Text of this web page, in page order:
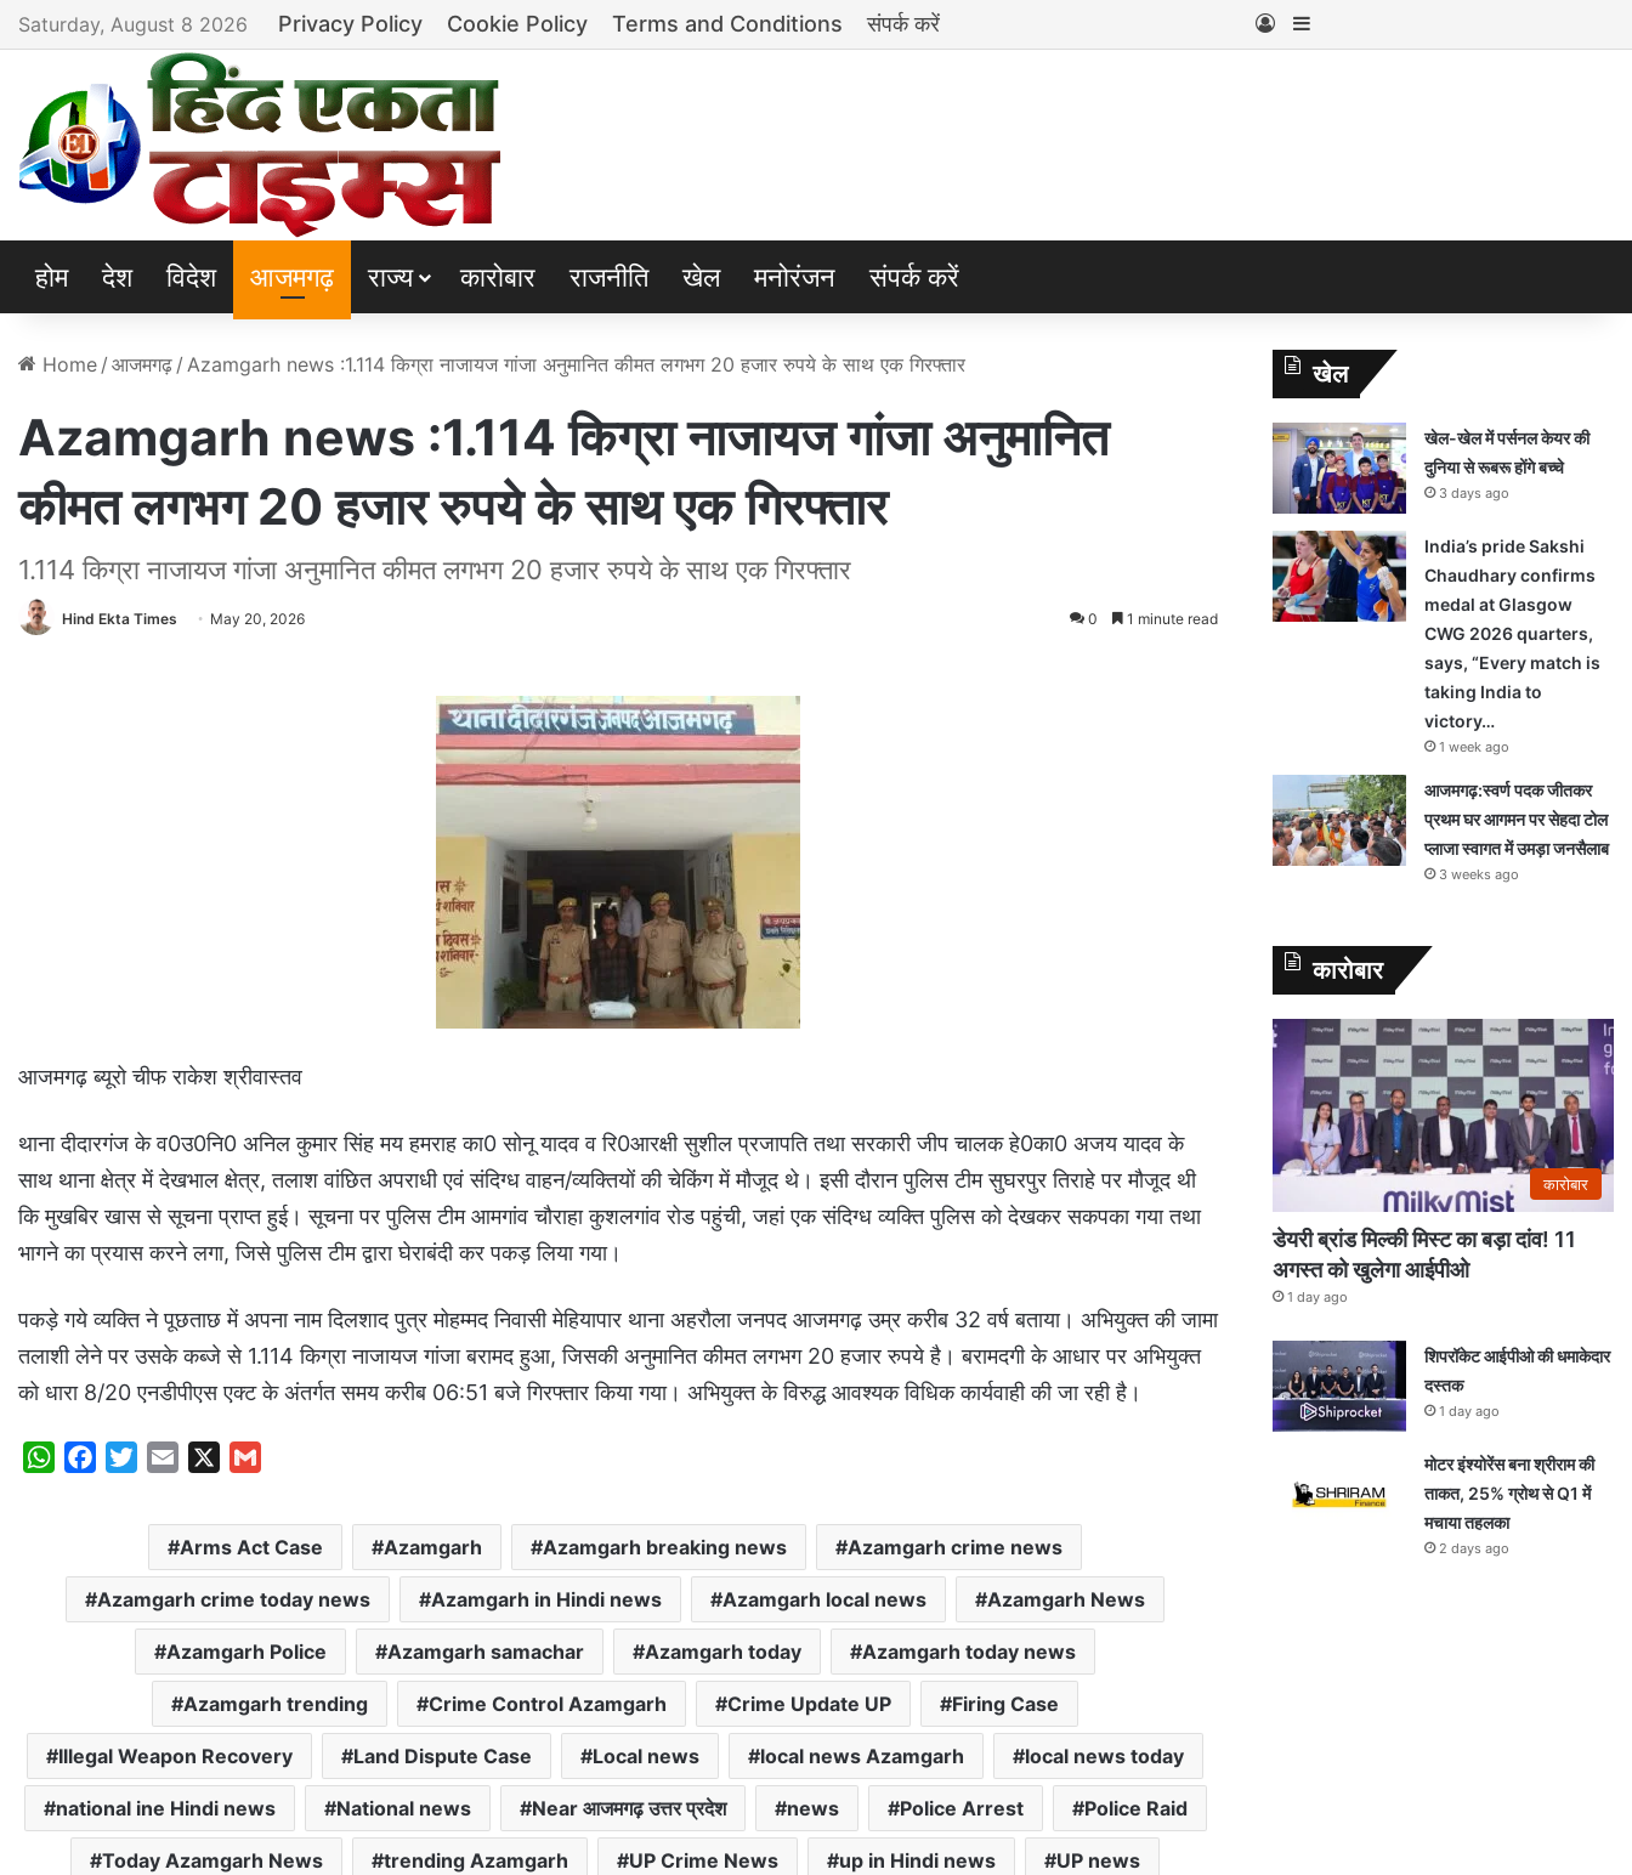
Saturday, August 8 2026 Privacy Policy Cookie Policy Terms and Conditions संपर्क करें Log InSidebar
होम देश विदेश आजमगढ़ राज्य कारोबार राजनीति खेल मनोरंजन संपर्क करें
Home / आजमगढ़ / Azamgarh news :1.114 किग्रा नाजायज गांजा अनुमानित कीमत लगभग 20 हजार रुपये के साथ एक गिरफ्तार
Azamgarh news :1.114 किग्रा नाजायज गांजा अनुमानित
कीमत लगभग 20 हजार रुपये के साथ एक गिरफ्तार
1.114 किग्रा नाजायज गांजा अनुमानित कीमत लगभग 20 हजार रुपये के साथ एक गिरफ्तार
Hind Ekta Times May 20, 2026 0 1 minute read
आजमगढ़ ब्यूरो चीफ राकेश श्रीवास्तव
थाना दीदारगंज के व0उ0नि0 अनिल कुमार सिंह मय हमराह का0 सोनू यादव व रि0आरक्षी सुशील प्रजापति तथा सरकारी जीप चालक हे0का0 अजय यादव के
साथ थाना क्षेत्र में देखभाल क्षेत्र, तलाश वांछित अपराधी एवं संदिग्ध वाहन/व्यक्तियों की चेकिंग में मौजूद थे। इसी दौरान पुलिस टीम सुघरपुर तिराहे पर मौजूद थी
कि मुखबिर खास से सूचना प्राप्त हुई। सूचना पर पुलिस टीम आमगांव चौराहा कुशलगांव रोड पहुंची, जहां एक संदिग्ध व्यक्ति पुलिस को देखकर सकपका गया तथा
भागने का प्रयास करने लगा, जिसे पुलिस टीम द्वारा घेराबंदी कर पकड़ लिया गया।
पकड़े गये व्यक्ति ने पूछताछ में अपना नाम दिलशाद पुत्र मोहम्मद निवासी मेहियापार थाना अहरौला जनपद आजमगढ़ उम्र करीब 32 वर्ष बताया। अभियुक्त की जामा
तलाशी लेने पर उसके कब्जे से 1.114 किग्रा नाजायज गांजा बरामद हुआ, जिसकी अनुमानित कीमत लगभग 20 हजार रुपये है। बरामदगी के आधार पर अभियुक्त
को धारा 8/20 एनडीपीएस एक्ट के अंतर्गत समय करीब 06:51 बजे गिरफ्तार किया गया। अभियुक्त के विरुद्ध आवश्यक विधिक कार्यवाही की जा रही है।
W
b
o
t
e
a
i
l
a
i
l
Arms Act Case Azamgarh Azamgarh breaking news Azamgarh crime news
Azamgarh crime today news Azamgarh in Hindi news Azamgarh local news Azamgarh News
Azamgarh Police Azamgarh samachar Azamgarh today Azamgarh today news
Azamgarh trending Crime Control Azamgarh Crime Update UP Firing Case
Illegal Weapon Recovery Land Dispute Case Local news local news Azamgarh local news today
national ine Hindi news National news Near आजमगढ़ उत्तर प्रदेश news Police Arrest Police Raid
Today Azamgarh News trending Azamgarh UP Crime News up in Hindi news UP news
खेल
खेल-खेल में पर्सनल केयर की
दुनिया से रूबरू होंगे बच्चे
3 days ago
India’s pride Sakshi
Chaudhary confirms
medal at Glasgow
CWG 2026 quarters,
says, “Every match is
taking India to
victory…
1 week ago
आजमगढ़:स्वर्ण पदक जीतकर
प्रथम घर आगमन पर सेहदा टोल
प्लाजा स्वागत में उमड़ा जनसैलाब
3 weeks ago
कारोबार
कारोबार
डेयरी ब्रांड मिल्की मिस्ट का बड़ा दांव! 11
अगस्त को खुलेगा आईपीओ
1 day ago
शिपरॉकेट आईपीओ की धमाकेदार
दस्तक
1 day ago
मोटर इंश्योरेंस बना श्रीराम की
ताकत, 25% ग्रोथ से Q1 में
मचाया तहलका
2 days ago